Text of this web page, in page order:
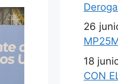
26
18
CON